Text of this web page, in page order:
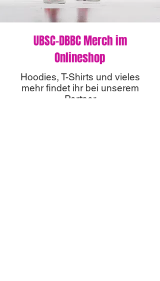
UBSC-DBBC Merch im
Onlineshop
Hoodies, T-Shirts und vieles
mehr findet ihr bei unserem
Partner